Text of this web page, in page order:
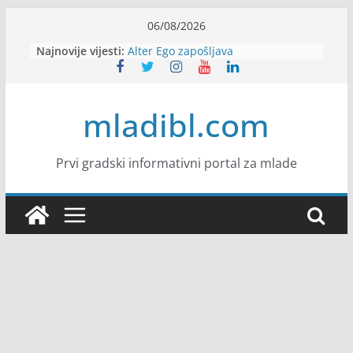
content
06/08/2026
Najnovije vijesti: Alter Ego zapošljava
Sjajna arhitektonska praksa u
Veranda zapošljava
Body Factory zapošljava
mladibl.com
Prvi gradski informativni portal za mlade